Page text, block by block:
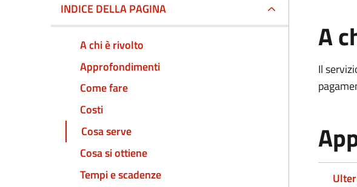
INDICE DELLA PAGINA
A chi è rivolto
Approfondimenti
Come fare
Costi
Cosa serve
Cosa si ottiene
Tempi e scadenze
A
Il